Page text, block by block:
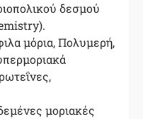
δεσμού
μόρια, Πολυμερή,
μοριακές